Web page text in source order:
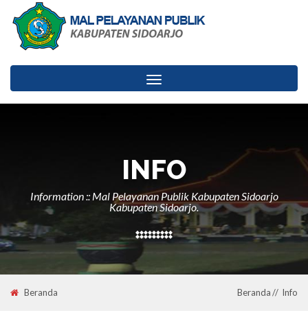
Toggle
navigation
INFO
Information :: Mal Pelayanan Publik Kabupaten Sidoarjo
Kabupaten Sidoarjo.
Beranda Beranda Info